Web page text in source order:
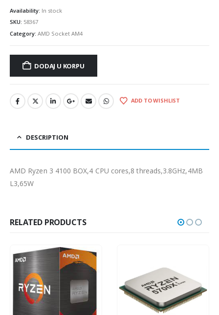
Availability: In stock
SKU: 58367
Category: AMD Socket AM4
DODAJ U KORPU
ADD TO WISHLIST
DESCRIPTION
AMD Ryzen 3 4100 BOX,4 CPU cores,8 threads,3.8GHz,4MB
L3,65W
RELATED PRODUCTS